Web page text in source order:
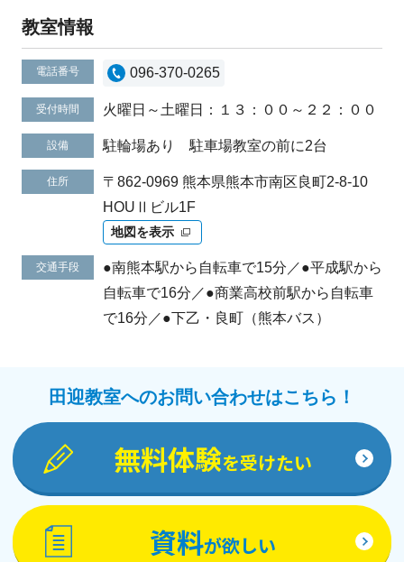
教室情報
電話番号 096-370-0265
受付時間 火曜日～土曜日：１３：００～２２：００
設備 駐輪場あり 駐車場教室の前に2台
住所
〒862-0969 熊本県熊本市南区良町2-8-10
HOUⅡビル1F
地図を表示
交通手段
●南熊本駅から自転車で15分／●平成駅から
自転車で16分／●商業高校前駅から自転車
で16分／●下乙・良町（熊本バス）
田迎教室へのお問い合わせはこちら！
無料体験を受けたい
資料が欲しい